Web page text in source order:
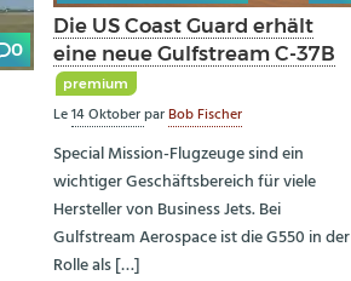
0
Die US Coast Guard erhält
eine neue Gulfstream C-37B
premium
Le14 OktoberparBob Fischer
Special Mission-Flugzeuge sind ein
wichtiger Geschäftsbereich für viele
Hersteller von Business Jets. Bei
Gulfstream Aerospace ist die G550 in der
Rolle als […]